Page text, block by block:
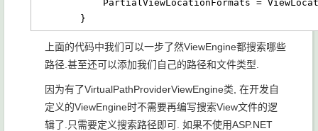
        }
上面的代码中我们可以一步了然ViewEngine都搜索哪些
路径.甚至还可以添加我们自己的路径和文件类型.
因为有了VirtualPathProviderViewEngine类, 在开发自
定义的ViewEngine时不需要再编写搜索View文件的逻
辑了.只需要定义搜索路径即可. 如果不使用ASP.NET